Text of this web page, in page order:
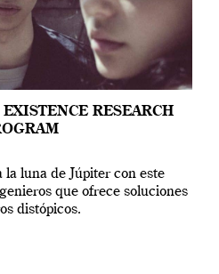
RESEARCH
la luna de Júpiter con este
que ofrece soluciones
distópicos.